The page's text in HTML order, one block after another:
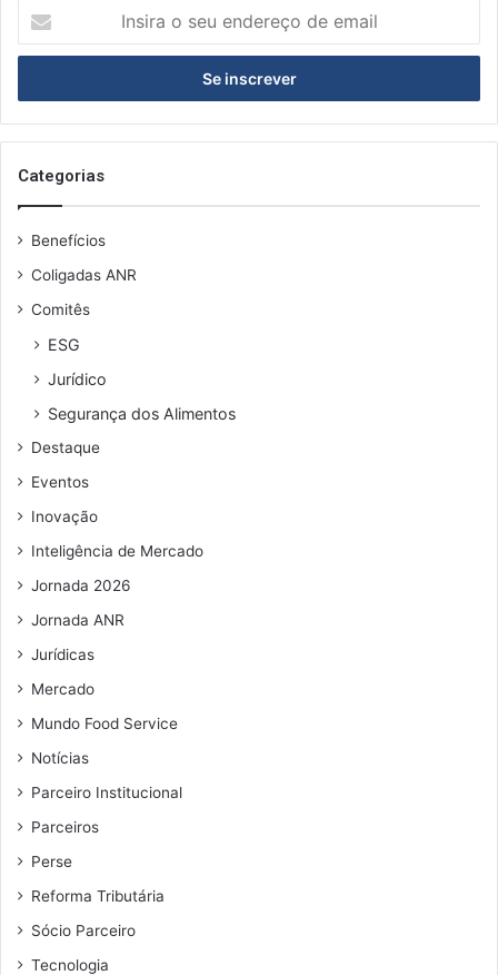
seu
de
email
Categorias
Benefícios
Coligadas ANR
Comitês
ESG
Jurídico
Segurança dos Alimentos
Destaque
Eventos
Inovação
Inteligência de Mercado
Jornada 2026
Jornada ANR
Jurídicas
Mercado
Mundo Food Service
Notícias
Parceiro Institucional
Parceiros
Perse
Reforma Tributária
Sócio Parceiro
Tecnologia